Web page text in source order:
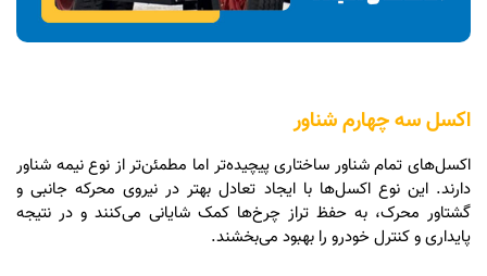
اکسل سه چهارم شناور
اکسل‌های تمام شناور ساختاری پیچیده‌تر اما مطمئن‌تر از نوع نیمه شناور
دارند. این نوع اکسل‌ها با ایجاد تعادل بهتر در نیروی محرکه جانبی و
گشتاور محرک، به حفظ تراز چرخ‌ها کمک شایانی می‌کنند و در نتیجه
پایداری و کنترل خودرو را بهبود می‌بخشند.